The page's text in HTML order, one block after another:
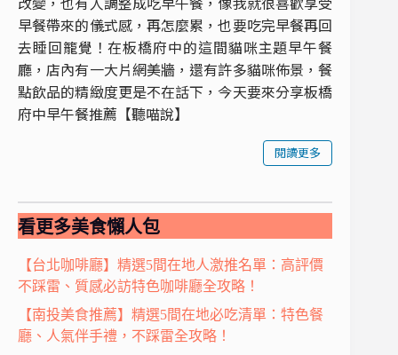
早餐帶來的儀式感，再怎麼累，也要吃完早餐再回
去睡回籠覺！在板橋府中的這間貓咪主題早午餐
廳，店內有一大片網美牆，還有許多貓咪佈景，餐
點飲品的精緻度更是不在話下，今天要來分享板橋
府中早午餐推薦【聽喵說】
閱讀更多
看更多美食懶人包
【台北咖啡廳】精選5間在地人激推名單：高評價
不踩雷、質感必訪特色咖啡廳全攻略！
【南投美食推薦】精選5間在地必吃清單：特色餐
廳、人氣伴手禮，不踩雷全攻略！